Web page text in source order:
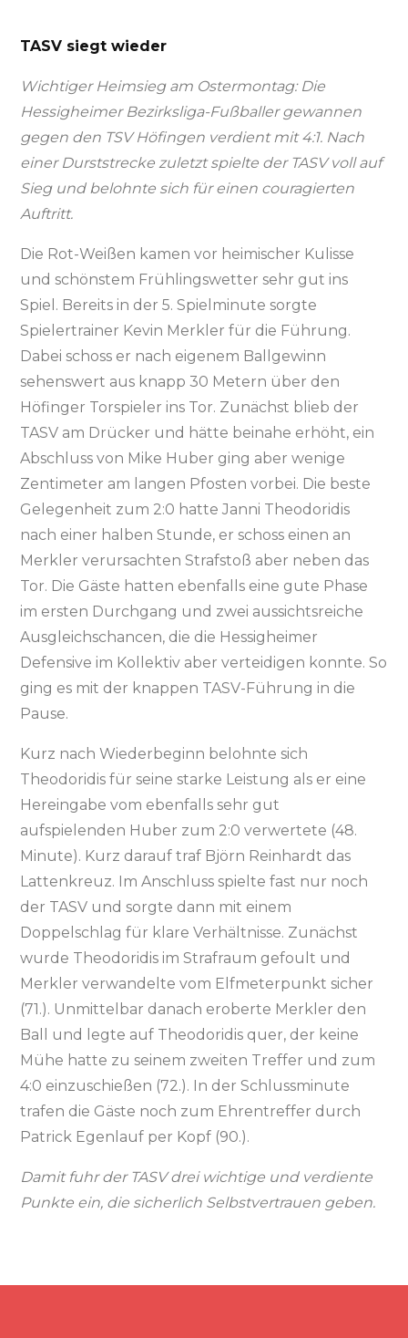
TASV siegt wieder
Wichtiger Heimsieg am Ostermontag: Die
Hessigheimer Bezirksliga-Fußballer gewannen
gegen den TSV Höfingen verdient mit 4:1. Nach
einer Durststrecke zuletzt spielte der TASV voll auf
Sieg und belohnte sich für einen couragierten
Auftritt.
Die Rot-Weißen kamen vor heimischer Kulisse
und schönstem Frühlingswetter sehr gut ins
Spiel. Bereits in der 5. Spielminute sorgte
Spielertrainer Kevin Merkler für die Führung.
Dabei schoss er nach eigenem Ballgewinn
sehenswert aus knapp 30 Metern über den
Höfinger Torspieler ins Tor. Zunächst blieb der
TASV am Drücker und hätte beinahe erhöht, ein
Abschluss von Mike Huber ging aber wenige
Zentimeter am langen Pfosten vorbei. Die beste
Gelegenheit zum 2:0 hatte Janni Theodoridis
nach einer halben Stunde, er schoss einen an
Merkler verursachten Strafstoß aber neben das
Tor. Die Gäste hatten ebenfalls eine gute Phase
im ersten Durchgang und zwei aussichtsreiche
Ausgleichschancen, die die Hessigheimer
Defensive im Kollektiv aber verteidigen konnte. So
ging es mit der knappen TASV-Führung in die
Pause.
Kurz nach Wiederbeginn belohnte sich
Theodoridis für seine starke Leistung als er eine
Hereingabe vom ebenfalls sehr gut
aufspielenden Huber zum 2:0 verwertete (48.
Minute). Kurz darauf traf Björn Reinhardt das
Lattenkreuz. Im Anschluss spielte fast nur noch
der TASV und sorgte dann mit einem
Doppelschlag für klare Verhältnisse. Zunächst
wurde Theodoridis im Strafraum gefoult und
Merkler verwandelte vom Elfmeterpunkt sicher
(71.). Unmittelbar danach eroberte Merkler den
Ball und legte auf Theodoridis quer, der keine
Mühe hatte zu seinem zweiten Treffer und zum
4:0 einzuschießen (72.). In der Schlussminute
trafen die Gäste noch zum Ehrentreffer durch
Patrick Egenlauf per Kopf (90.).
Damit fuhr der TASV drei wichtige und verdiente
Punkte ein, die sicherlich Selbstvertrauen geben.